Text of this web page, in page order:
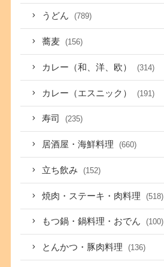
うどん (789)
蕎麦 (156)
カレー（和、洋、欧） (314)
カレー（エスニック） (191)
寿司 (235)
居酒屋・海鮮料理 (660)
立ち飲み (152)
焼肉・ステーキ・肉料理 (518)
もつ鍋・鍋料理・おでん (100)
とんかつ・豚肉料理 (136)